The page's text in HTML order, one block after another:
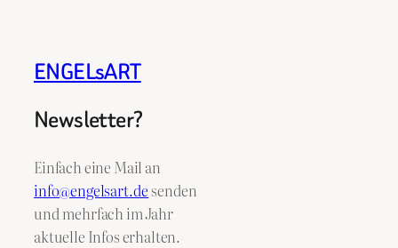
ENGELsART
Newsletter?
Einfach eine Mail an
info@engelsart.desenden
und mehrfach im Jahr
aktuelle Infos erhalten.